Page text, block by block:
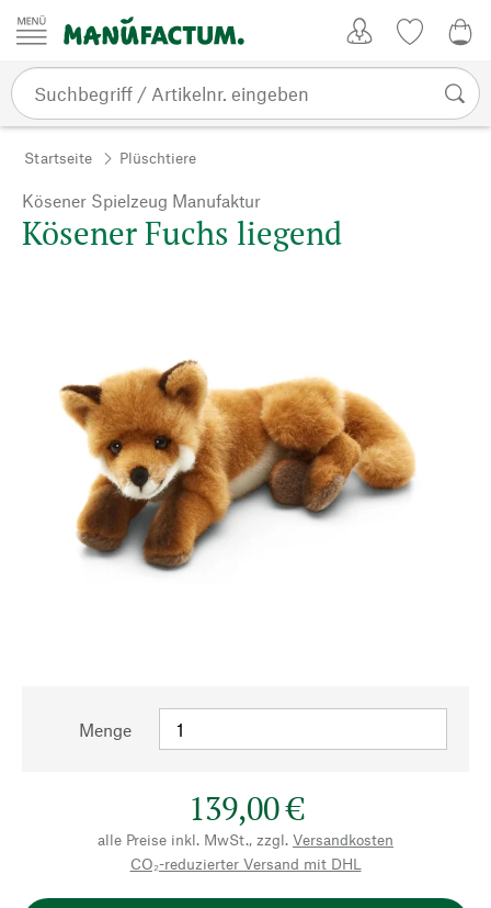
Zum Inhalt springen
Startseite Plüschtiere
Kösener Spielzeug Manufaktur
Kösener Fuchs liegend
Menge
139,00 €
alle Preise inkl. MwSt., zzgl. Versandkosten
CO₂-reduzierter Versand mit DHL